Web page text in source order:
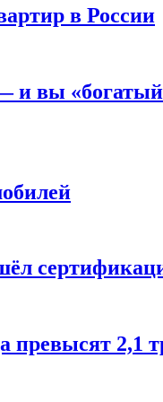
в России
— и вы
превысят 2,1